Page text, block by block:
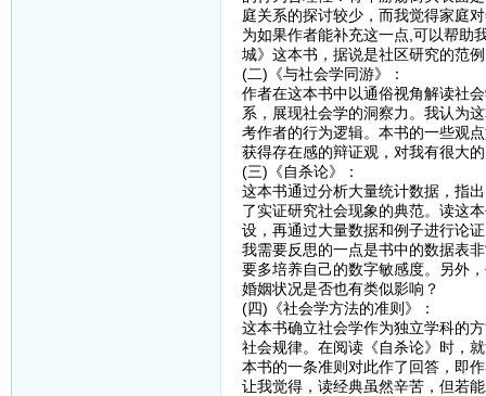
庭关系的探讨较少，而我觉得家庭
为如果作者能补充这一点,可以帮助
城》这本书，据说是社区研究的范
(二)《与社会学同游》：
作者在这本书中以通俗视角解读社
系，展现社会学的洞察力。我认为
考作者的行为逻辑。本书的一些观
获得存在感的辩证观，对我有很大
(三)《自杀论》：
这本书通过分析大量统计数据，指
了实证研究社会现象的典范。读这
设，再通过大量数据和例子进行论
我需要反思的一点是书中的数据表
要多培养自己的数字敏感度。另外
婚姻状况是否也有类似影响？
(四)《社会学方法的准则》：
这本书确立社会学作为独立学科的
社会规律。在阅读《自杀论》时，
本书的一条准则对此作了回答，即
让我觉得，读经典虽然辛苦，但若